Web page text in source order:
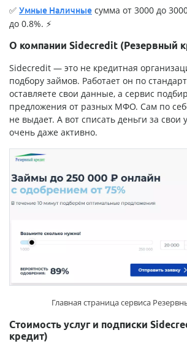
✅ Умные Наличные сумма от 3000 до
до 0.8%. ⚡
О компании Sidecredit (Резервный
Sidecredit — это не кредитная
подбору займов. Работает он по
оставляете свои данные, а сервис
предложения от разных МФО. Сам по
не выдает. А вот списать деньги за свои
очень даже активно.
Главная страница сервиса
Стоимость услуг и подписки
кредит)